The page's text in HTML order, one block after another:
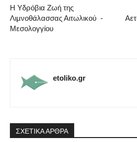
Η Υδρόβια Ζωή της
Λιμνοθάλασσας Αιτωλικού -
Μεσολογγίου
etoliko.gr
ΣΧΕΤΙΚΑ ΑΡΘΡΑ